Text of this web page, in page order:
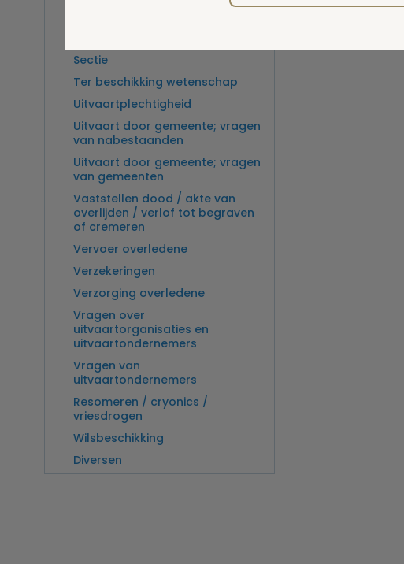
Sectie
Ter beschikking wetenschap
Uitvaartplechtigheid
Uitvaart door gemeente; vragen
van nabestaanden
Uitvaart door gemeente; vragen
van gemeenten
Vaststellen dood / akte van
overlijden / verlof tot begraven
of cremeren
Vervoer overledene
Verzekeringen
Verzorging overledene
Vragen over
uitvaartorganisaties en
uitvaartondernemers
Vragen van
uitvaartondernemers
Resomeren / cryonics /
vriesdrogen
Wilsbeschikking
Diversen